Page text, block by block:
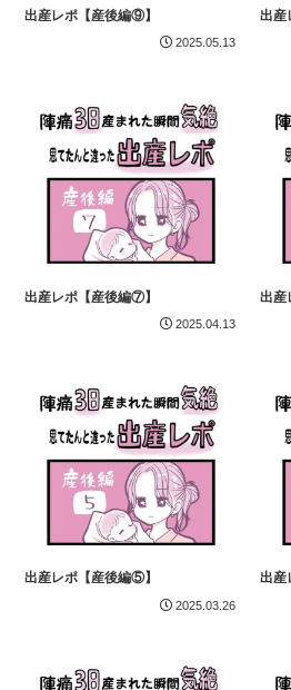
出産レポ【産後編⑨】
2025.05.13
出産
出産レポ【産後編⑦】
2025.04.13
出産
出産レポ【産後編⑤】
2025.03.26
出産